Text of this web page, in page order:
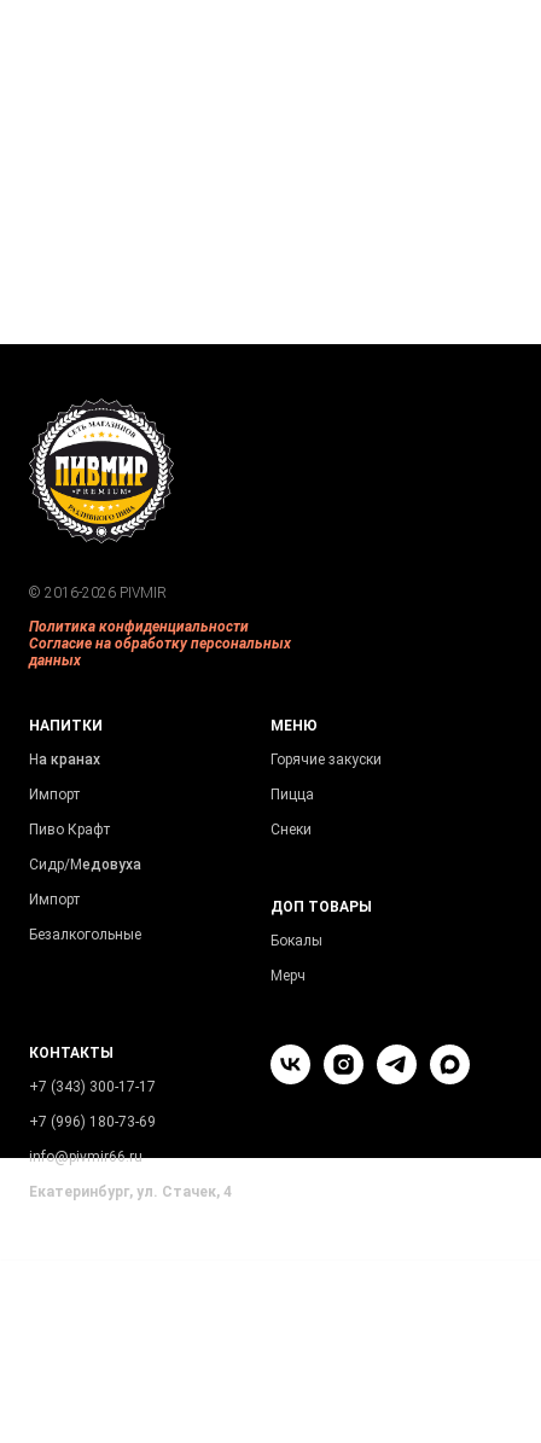
© 2016-2026 PIVMIR
Политика конфиденциальности
Согласие на обработку персональных
данных
НАПИТКИ
На кранах
Импорт
Пиво Крафт
Сидр/Медовуха
Импорт
Безалкогольные
МЕНЮ
Горячие закуски
Пицца
Снеки
ДОП ТОВАРЫ
Бокалы
Мерч
КОНТАКТЫ
+7 (343) 300-17-17
+7 (996) 180-73-69
info@pivmir66.ru
Екатеринбург, ул. Стачек, 4